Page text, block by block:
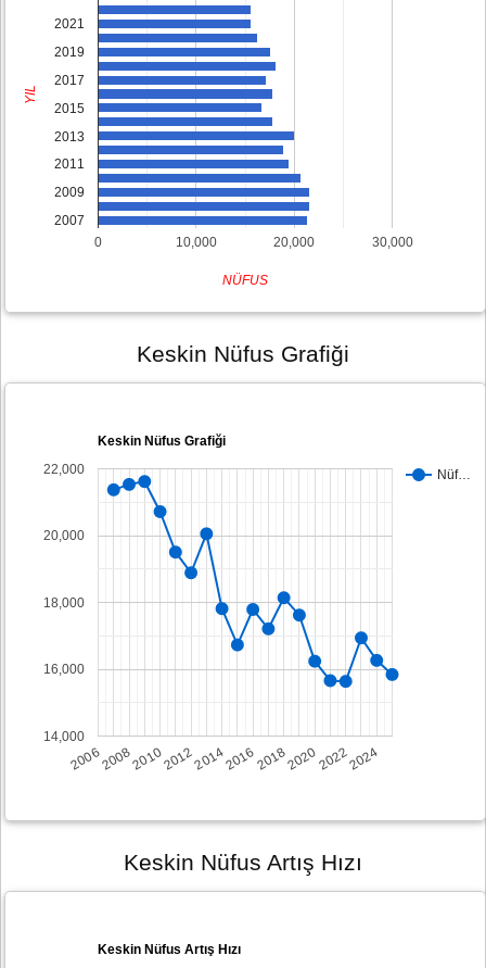
0 10,000 20,000 30,000
2021
2019
2017
2015
2013
2011
2009
2007
NÜFUS
YIL
Keskin Nüfus Grafiği
Keskin Nüfus Grafiği
Nüf…
2006200820102012201420162018202020222024
14,000
16,000
18,000
20,000
22,000
Keskin Nüfus Artış Hızı
Keskin Nüfus Artış Hızı